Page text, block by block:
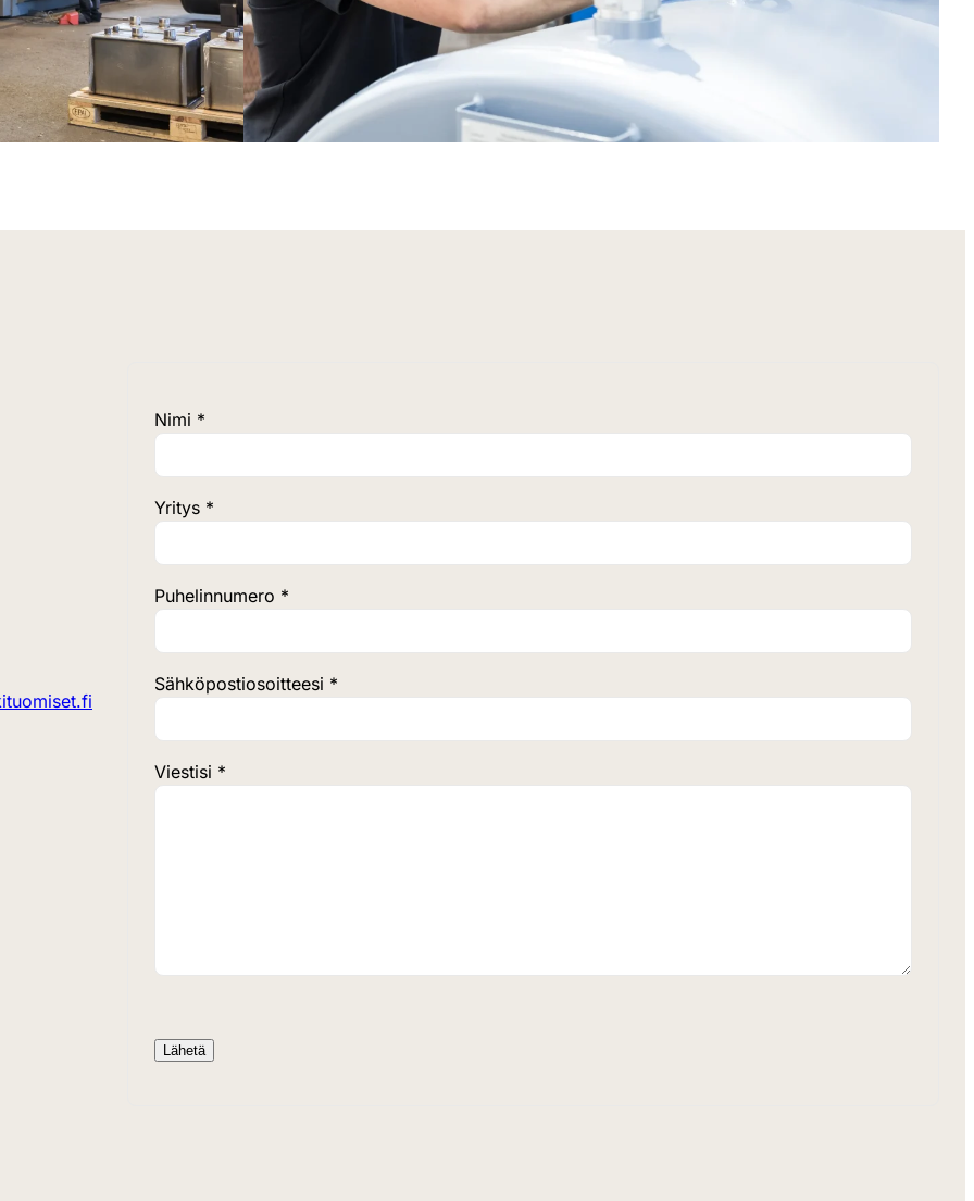
Nimi *
Yritys *
Puhelinnumero *
Sähköpostiosoitteesi *
Viestisi *